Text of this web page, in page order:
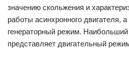
значению скольжения и
работы асинхронного двигателя,
генераторный режим. Наибольший
представляет двигательный